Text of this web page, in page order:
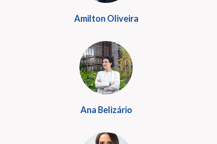
Amilton Oliveira
Ana Belizário